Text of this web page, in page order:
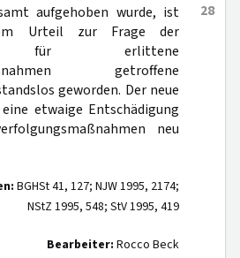
28
aufgehoben wurde, ist
Urteil zur Frage der
für erlittene
getroffene
geworden. Der neue
etwaige Entschädigung
neu
BGHSt 41, 127; NJW 1995, 2174;
NStZ 1995, 548; StV 1995, 419
Bearbeiter: Rocco Beck